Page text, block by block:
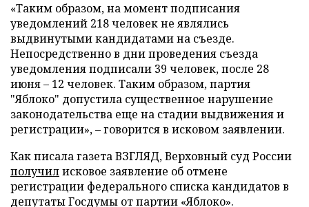
«Таким образом, на момент подписания
уведомлений 218 человек не являлись
выдвинутыми кандидатами на съезде.
Непосредственно в дни проведения съезда
уведомления подписали 39 человек, после 28
июня – 12 человек. Таким образом, партия
"Яблоко" допустила существенное нарушение
законодательства еще на стадии выдвижения и
регистрации», – говорится в исковом заявлении.
Как писала газета ВЗГЛЯД, Верховный суд России
получилисковое заявление об отмене
регистрации федерального списка кандидатов в
депутаты Госдумы от партии «Яблоко».